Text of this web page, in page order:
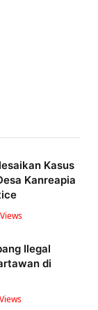
Kasus
Kanreapia
Views
Ilegal
di
Views